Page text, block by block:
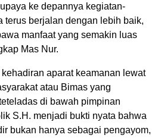
ke depannya kegiatan-
terus berjalan dengan lebih baik,
manfaat yang semakin luas
Mas Nur.
aparat keamanan lewat
atau Bimas yang
di bawah pimpinan
S.H. menjadi bukti nyata bahwa
bukan hanya sebagai pengayom,